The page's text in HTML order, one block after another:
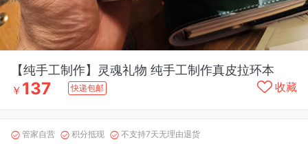
【纯手工制作】灵魂礼物 纯手工制作真皮拉环本
￥ 137 快递包邮 收藏
 管家自营  积分抵现  不支持7天无理由退货